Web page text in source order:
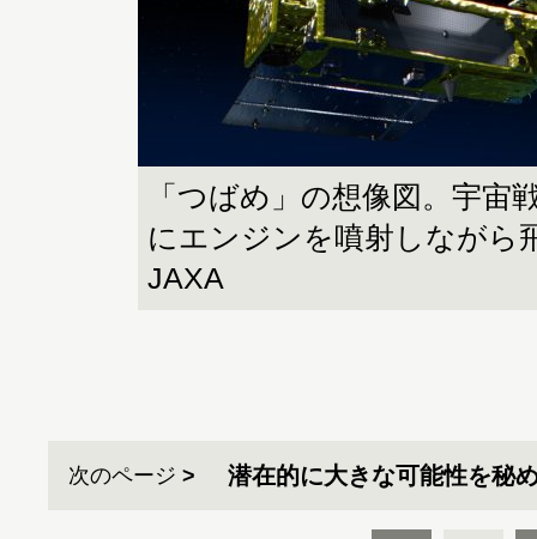
「つばめ」の想像図。宇宙
にエンジンを噴射しながら
JAXA
次のページ 潜在的に大きな可能性を秘